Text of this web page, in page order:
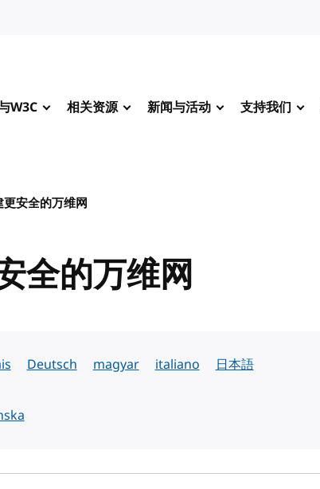
W3C 相关资源 新闻与活动 支持我们
安全的万维网
全的万维网
Deutsch magyar italiano 日本語